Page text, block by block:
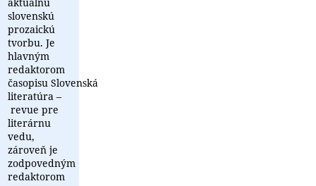
slovenskú
prozaickú
tvorbu. Je
hlavným
redaktorom
časopisu Slovenská
literatúra –
revue pre
literárnu
vedu,
zároveň je
zodpovedným
redaktorom